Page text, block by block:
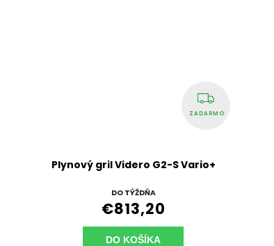
ZADARMO
Plynový gril Videro G2-S Vario+
DO TÝŽDŇA
€813,20
DO KOŠÍKA